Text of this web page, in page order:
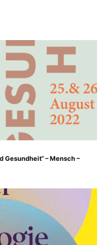
Gesundheit“ – Mensch –